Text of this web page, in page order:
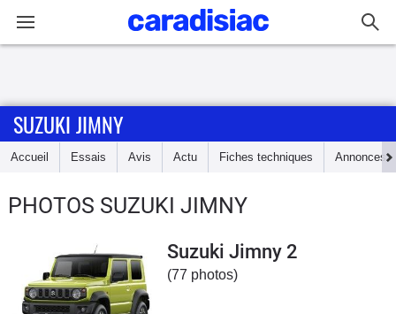
Accueil
Essais
d'achat
SUZUKI JIMNY
Accueil Essais Avis Actu Fiches techniques Annonces
PHOTOS SUZUKI JIMNY
Suzuki Jimny 2
(77 photos)